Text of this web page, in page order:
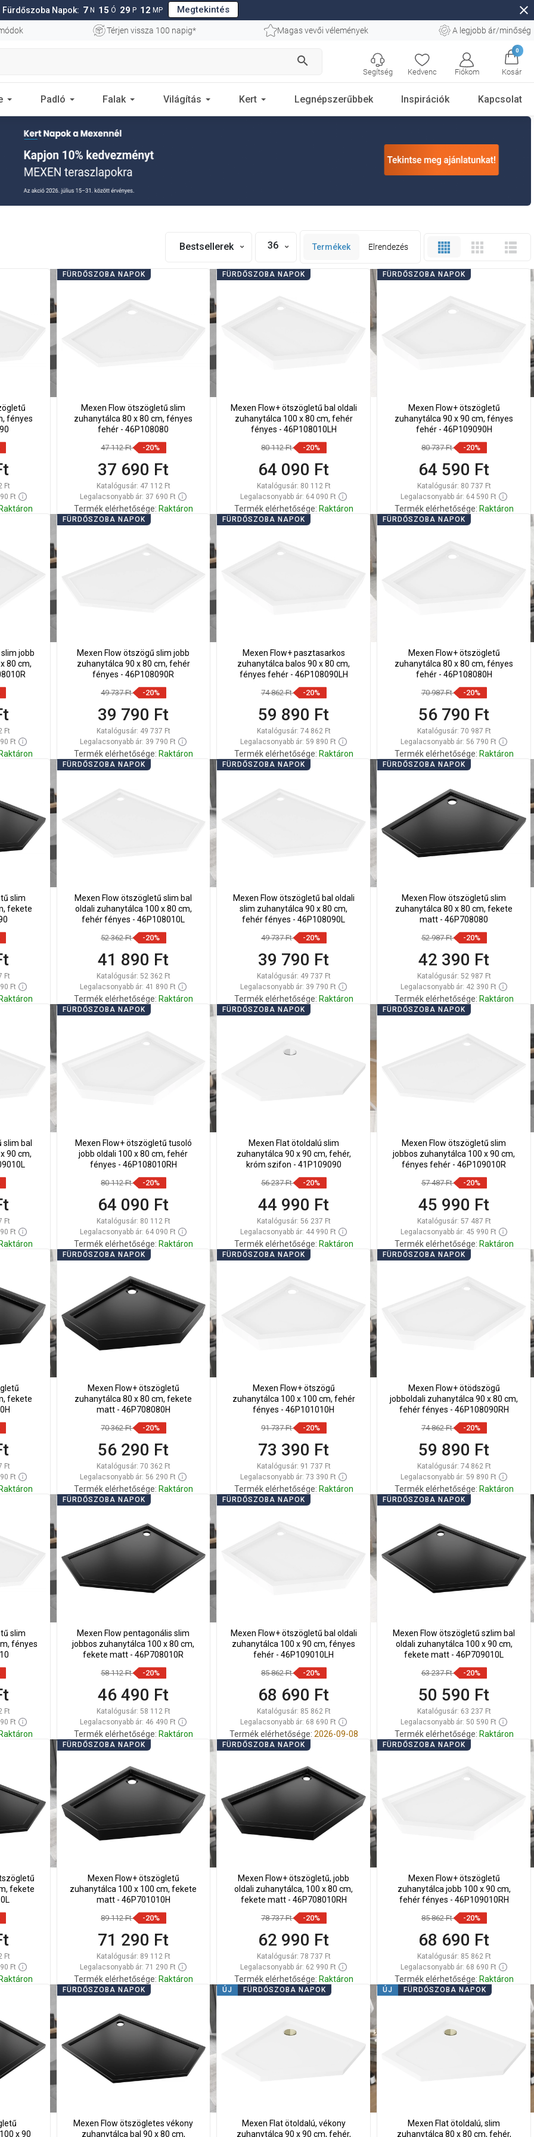
Fürdőszoba Napok: 7 N 15 Ó 29 P 11 MP Megtekintés close
Térjen vissza 100 napig* Magas vevői vélemények A legjobb ár/minőség
search
Kedvenc Fiókom
0
Kosár
Segítség
Padló Falak Világítás Kert Legnépszerűbbek Inspirációk Kapcsolat
Bestsellerek 36 Termékek Elrendezés
fényes
Ft
Ft
Raktáron
FÜRDŐSZOBA NAPOK
Mexen Flow ötszögletű slim
zuhanytálca 80 x 80 cm, fényes
fehér - 46P108080
47 112 Ft -20%
37 690 Ft
Katalógusár: 47 112 Ft
Legalacsonyabb ár: 37 690 Ft
Termék elérhetősége: Raktáron
favorite_border
FÜRDŐSZOBA NAPOK
Mexen Flow+ ötszögletű bal oldali
zuhanytálca 100 x 80 cm, fehér
fényes - 46P108010LH
80 112 Ft -20%
64 090 Ft
Katalógusár: 80 112 Ft
Legalacsonyabb ár: 64 090 Ft
Termék elérhetősége: Raktáron
FÜRDŐSZOBA NAPOK
Mexen Flow+ ötszögletű
zuhanytálca 90 x 90 cm, fényes
fehér - 46P109090H
80 737 Ft -20%
64 590 Ft
Katalógusár: 80 737 Ft
Legalacsonyabb ár: 64 590 Ft
Termék elérhetősége: Raktáron
jobb
80 cm,
Ft
Ft
Raktáron
FÜRDŐSZOBA NAPOK
Mexen Flow ötszögű slim jobb
zuhanytálca 90 x 80 cm, fehér
fényes - 46P108090R
49 737 Ft -20%
39 790 Ft
Katalógusár: 49 737 Ft
Legalacsonyabb ár: 39 790 Ft
Termék elérhetősége: Raktáron
FÜRDŐSZOBA NAPOK
Mexen Flow+ pasztasarkos
zuhanytálca balos 90 x 80 cm,
fényes fehér - 46P108090LH
74 862 Ft -20%
59 890 Ft
Katalógusár: 74 862 Ft
Legalacsonyabb ár: 59 890 Ft
Termék elérhetősége: Raktáron
FÜRDŐSZOBA NAPOK
Mexen Flow+ ötszögletű
zuhanytálca 80 x 80 cm, fényes
fehér - 46P108080H
70 987 Ft -20%
56 790 Ft
Katalógusár: 70 987 Ft
Legalacsonyabb ár: 56 790 Ft
Termék elérhetősége: Raktáron
favorite_border Kedvenc
Hasonlítsa
össze
slim
fekete
Ft
Ft
Raktáron
FÜRDŐSZOBA NAPOK
Mexen Flow ötszögletű slim bal
oldali zuhanytálca 100 x 80 cm,
fehér fényes - 46P108010L
52 362 Ft -20%
41 890 Ft
Katalógusár: 52 362 Ft
Legalacsonyabb ár: 41 890 Ft
Termék elérhetősége: Raktáron
favorite_border
FÜRDŐSZOBA NAPOK
Mexen Flow ötszögletű bal oldali
slim zuhanytálca 90 x 80 cm,
fehér fényes - 46P108090L
49 737 Ft -20%
39 790 Ft
Katalógusár: 49 737 Ft
Legalacsonyabb ár: 39 790 Ft
Termék elérhetősége: Raktáron
FÜRDŐSZOBA NAPOK
Mexen Flow ötszögletű slim
zuhanytálca 80 x 80 cm, fekete
matt - 46P708080
52 987 Ft -20%
42 390 Ft
Katalógusár: 52 987 Ft
Legalacsonyabb ár: 42 390 Ft
Termék elérhetősége: Raktáron
favorite_border
slim bal
90 cm,
Ft
Ft
Raktáron
FÜRDŐSZOBA NAPOK
Mexen Flow+ ötszögletű tusoló
jobb oldali 100 x 80 cm, fehér
fényes - 46P108010RH
80 112 Ft -20%
64 090 Ft
Katalógusár: 80 112 Ft
Legalacsonyabb ár: 64 090 Ft
Termék elérhetősége: Raktáron
favorite_border Kedvenc
Hasonlítsa
össze
FÜRDŐSZOBA NAPOK
Mexen Flat ötoldalú slim
zuhanytálca 90 x 90 cm, fehér,
króm szifon - 41P109090
56 237 Ft -20%
44 990 Ft
Katalógusár: 56 237 Ft
Legalacsonyabb ár: 44 990 Ft
Termék elérhetősége: Raktáron
FÜRDŐSZOBA NAPOK
Mexen Flow ötszögletű slim
jobbos zuhanytálca 100 x 90 cm,
fényes fehér - 46P109010R
57 487 Ft -20%
45 990 Ft
Katalógusár: 57 487 Ft
Legalacsonyabb ár: 45 990 Ft
Termék elérhetősége: Raktáron
favorite_border
fekete
Ft
Ft
Raktáron
FÜRDŐSZOBA NAPOK
Mexen Flow+ ötszögletű
zuhanytálca 80 x 80 cm, fekete
matt - 46P708080H
70 362 Ft -20%
56 290 Ft
Katalógusár: 70 362 Ft
Legalacsonyabb ár: 56 290 Ft
Termék elérhetősége: Raktáron
favorite_border Kedvenc
össze
FÜRDŐSZOBA NAPOK
Mexen Flow+ ötszögű
zuhanytálca 100 x 100 cm, fehér
fényes - 46P101010H
91 737 Ft -20%
73 390 Ft
Katalógusár: 91 737 Ft
Legalacsonyabb ár: 73 390 Ft
Termék elérhetősége: Raktáron
FÜRDŐSZOBA NAPOK
Mexen Flow+ ötödszögű
jobboldali zuhanytálca 90 x 80 cm,
fehér fényes - 46P108090RH
74 862 Ft -20%
59 890 Ft
Katalógusár: 74 862 Ft
Legalacsonyabb ár: 59 890 Ft
Termék elérhetősége: Raktáron
favorite_border
Hasonlítsa
össze
slim
fényes
Ft
Ft
Raktáron
FÜRDŐSZOBA NAPOK
Mexen Flow pentagonális slim
jobbos zuhanytálca 100 x 80 cm,
fekete matt - 46P708010R
58 112 Ft -20%
46 490 Ft
Katalógusár: 58 112 Ft
Legalacsonyabb ár: 46 490 Ft
Termék elérhetősége: Raktáron
favorite_border Kedvenc
Hasonlítsa
össze
FÜRDŐSZOBA NAPOK
Mexen Flow+ ötszögletű bal oldali
zuhanytálca 100 x 90 cm, fényes
fehér - 46P109010LH
85 862 Ft -20%
68 690 Ft
Katalógusár: 85 862 Ft
Legalacsonyabb ár: 68 690 Ft
Termék elérhetősége: 2026-09-08
favorite_border Kedvenc
Hasonlítsa
össze
FÜRDŐSZOBA NAPOK
Mexen Flow ötszögletű szlim bal
oldali zuhanytálca 100 x 90 cm,
fekete matt - 46P709010L
63 237 Ft -20%
50 590 Ft
Katalógusár: 63 237 Ft
Legalacsonyabb ár: 50 590 Ft
Termék elérhetősége: Raktáron
favorite_border
fekete
Ft
Ft
Raktáron
FÜRDŐSZOBA NAPOK
Mexen Flow+ ötszögletű
zuhanytálca 100 x 100 cm, fekete
matt - 46P701010H
89 112 Ft -20%
71 290 Ft
Katalógusár: 89 112 Ft
Legalacsonyabb ár: 71 290 Ft
Termék elérhetősége: Raktáron
favorite_border
Hasonlítsa
össze
FÜRDŐSZOBA NAPOK
Mexen Flow+ ötszögletű, jobb
oldali zuhanytálca, 100 x 80 cm,
fekete matt - 46P708010RH
78 737 Ft -20%
62 990 Ft
Katalógusár: 78 737 Ft
Legalacsonyabb ár: 62 990 Ft
Termék elérhetősége: Raktáron
FÜRDŐSZOBA NAPOK
Mexen Flow+ ötszögletű
zuhanytálca jobb 100 x 90 cm,
fehér fényes - 46P109010RH
85 862 Ft -20%
68 690 Ft
Katalógusár: 85 862 Ft
Legalacsonyabb ár: 68 690 Ft
Termék elérhetősége: Raktáron
x 90
FÜRDŐSZOBA NAPOK
Mexen Flow ötszögletes vékony
zuhanytálca bal 90 x 80 cm,
ÚJ FÜRDŐSZOBA NAPOK
Mexen Flat ötoldalú, vékony
zuhanytálca 90 x 90 cm, fehér,
ÚJ FÜRDŐSZOBA NAPOK
Mexen Flat ötoldalú, slim
zuhanytálca 80 x 80 cm, fehér,